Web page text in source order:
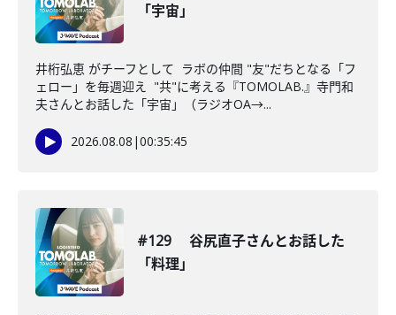
「宇宙」
井桁弘恵 がチーフとして ラボの仲間 "友"だちとなる「フ
ェロー」を毎週迎え "共"に考える『TOMOLAB.』寺門和
夫さんとお話した「宇宙」（ラジオOA→...
2026.08.08 |00:35:45
#129 谷尻直子さんとお話した
「料理」